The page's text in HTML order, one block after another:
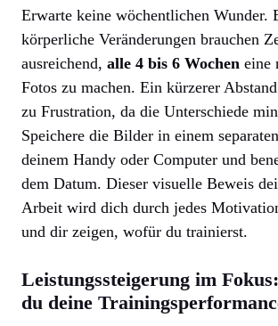
Erwarte keine wöchentlichen Wunder.
körperliche Veränderungen brauchen
ausreichend, alle 4 bis 6 Wochen eine
Fotos zu machen. Ein kürzerer
zu Frustration, da die Unterschiede
Speichere die Bilder in einem
deinem Handy oder Computer und
dem Datum. Dieser visuelle Beweis
Arbeit wird dich durch jedes
und dir zeigen, wofür du trainierst.
Leistungssteigerung im
du deine